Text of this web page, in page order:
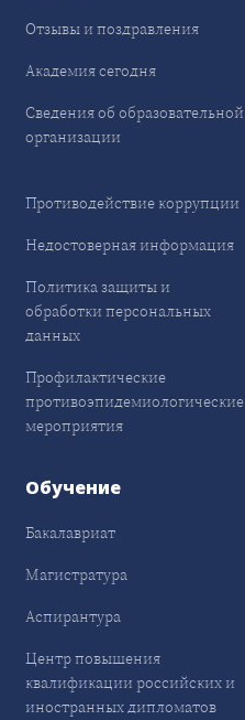
Отзывы и поздравления
Академия сегодня
Сведения об образовательной
организации
Противодействие коррупции
Недостоверная информация
Политика защиты и
обработки персональных
данных
Профилактические
противоэпидемиологические
мероприятия
Обучение
Бакалавриат
Магистратура
Аспирантура
Центр повышения
квалификации российских и
иностранных дипломатов